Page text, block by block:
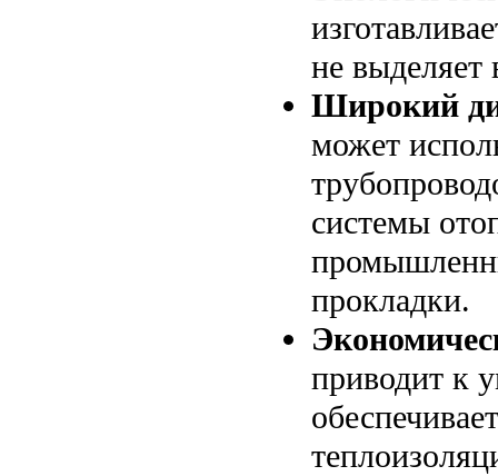
не выделяет
Широкий
может
системы
прокладки.
приводит к